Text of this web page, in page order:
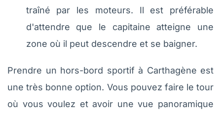
traîné par les moteurs. Il est préférable
d'attendre que le capitaine atteigne une
zone où il peut descendre et se baigner.
Prendre un hors-bord sportif à Carthagène est
une très bonne option. Vous pouvez faire le tour
où vous voulez et avoir une vue panoramique